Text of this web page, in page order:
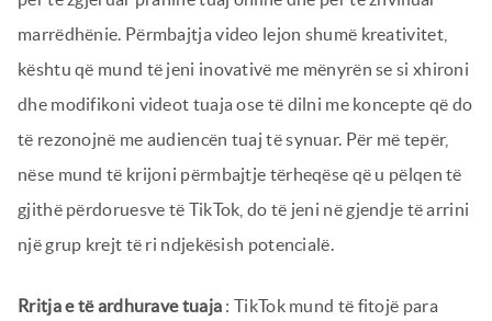
marrëdhënie. Përmbajtja video lejon shumë kreativitet,
kështu që mund të jeni inovativë me mënyrën se si xhironi
dhe modifikoni videot tuaja ose të dilni me koncepte që do
të rezonojnë me audiencën tuaj të synuar. Për më tepër,
nëse mund të krijoni përmbajtje tërheqëse që u pëlqen të
gjithë përdoruesve të TikTok, do të jeni në gjendje të arrini
një grup krejt të ri ndjekësish potencialë.
Rritja e të ardhurave tuaja : TikTok mund të fitojë para